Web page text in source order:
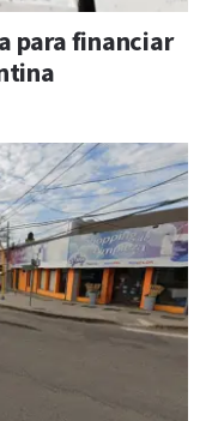
para financiar